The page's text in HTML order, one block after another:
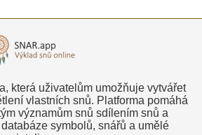
která uživatelům umožňuje vytvářet
vlastních snů. Platforma pomáhá
významům snů sdílením snů a
symbolů, snářů a umělé